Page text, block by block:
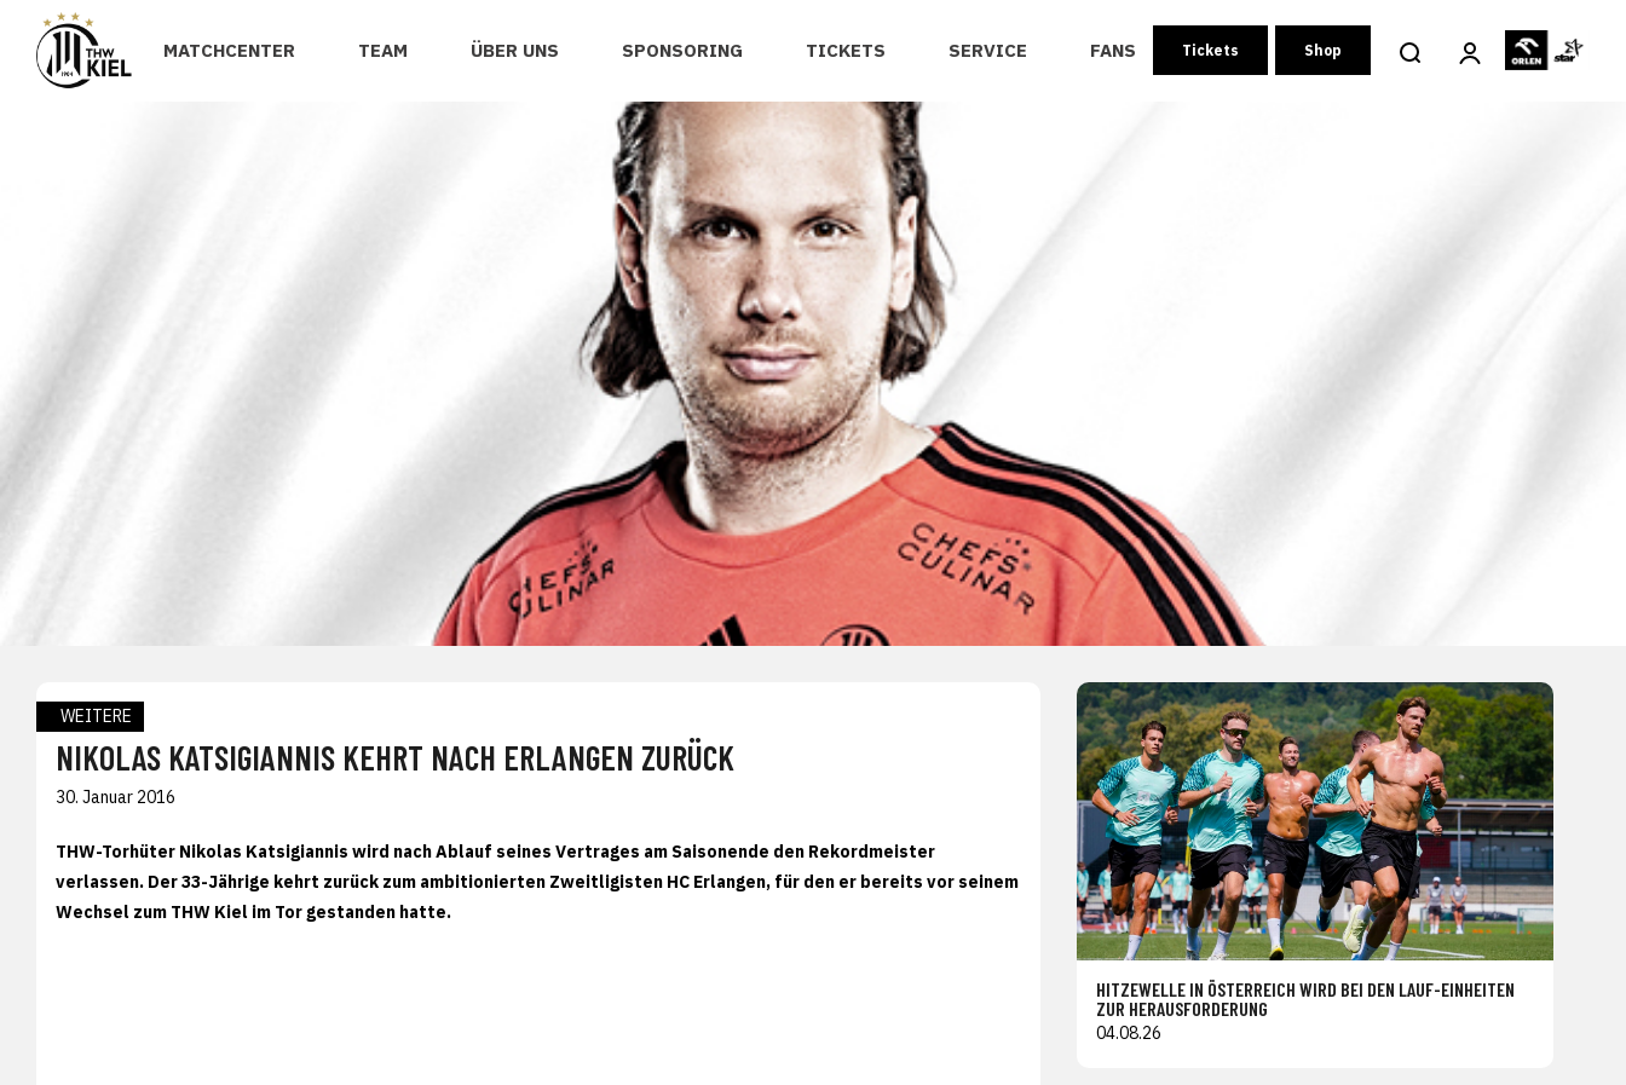
MATCHCENTER TEAM ÜBER UNS SPONSORING TICKETS SERVICE FANS Tickets Shop
WEITERE
NIKOLAS KATSIGIANNIS KEHRT NACH ERLANGEN ZURÜCK
30. Januar 2016
THW-Torhüter Nikolas Katsigiannis wird nach Ablauf seines Vertrages am Saisonende den Rekordmeister
verlassen. Der 33-Jährige kehrt zurück zum ambitionierten Zweitligisten HC Erlangen, für den er bereits vor seinem
Wechsel zum THW Kiel im Tor gestanden hatte.
HITZEWELLE IN ÖSTERREICH WIRD BEI DEN LAUF-EINHEITEN
ZUR HERAUSFORDERUNG
04.08.26